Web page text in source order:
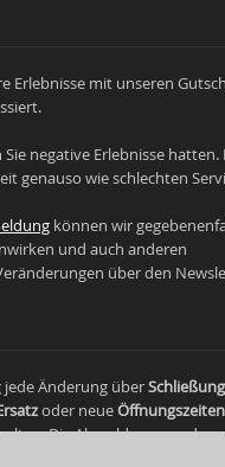
Erlebnisse mit unseren
negative Erlebnisse
genauso wie schlechten
können wir
und auch anderen
über den
Änderung über
oder neueÖffnungszeiten
Die Abmeldung aus